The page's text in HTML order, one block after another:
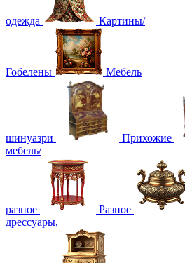
одежда Картины/
Гобелены Мебель
шинуазри Прихожие
мебель/
разное Разное
дрессуары,